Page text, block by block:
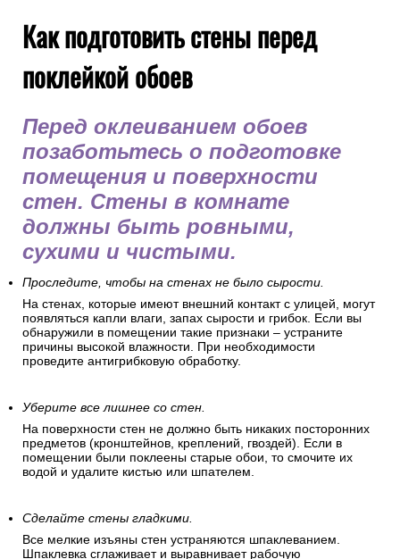
Как подготовить стены перед
поклейкой обоев
Перед оклеиванием обоев
позаботьтесь о подготовке
помещения и поверхности
стен. Стены в комнате
должны быть ровными,
сухими и чистыми.
Проследите, чтобы на стенах не было сырости.
На стенах, которые имеют внешний контакт с улицей, могут
появляться капли влаги, запах сырости и грибок. Если вы
обнаружили в помещении такие признаки – устраните
причины высокой влажности. При необходимости
проведите антигрибковую обработку.
Уберите все лишнее со стен.
На поверхности стен не должно быть никаких посторонних
предметов (кронштейнов, креплений, гвоздей). Если в
помещении были поклеены старые обои, то смочите их
водой и удалите кистью или шпателем.
Сделайте стены гладкими.
Все мелкие изъяны стен устраняются шпаклеванием.
Шпаклевка сглаживает и выравнивает рабочую